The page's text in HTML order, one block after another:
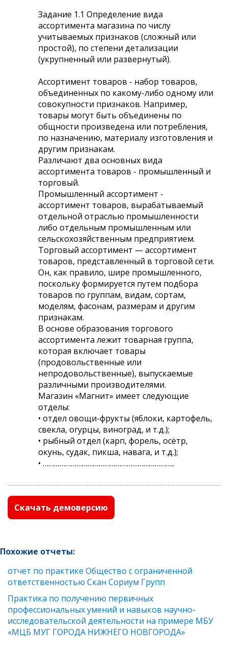
Задание 1.1 Определение вида
ассортимента магазина по числу
учитываемых признаков (сложный или
простой), по степени детализации
(укрупненный или развернутый).
Ассортимент товаров - набор товаров,
объединенных по какому-либо одному или
совокупности признаков. Например,
товары могут быть объединены по
общности произведена или потребления,
по назначению, материалу изготовления и
другим признакам.
Различают два основных вида
ассортимента товаров - промышленный и
торговый.
Промышленный ассортимент -
ассортимент товаров, вырабатываемый
отдельной отраслью промышленности
либо отдельным промышленным или
сельскохозяйственным предприятием.
Торговый ассортимент — ассортимент
товаров, представленный в торговой сети.
Он, как правило, шире промышленного,
поскольку формируется путем подбора
товаров по группам, видам, сортам,
моделям, фасонам, размерам и другим
признакам.
В основе образования торгового
ассортимента лежит товарная группа,
которая включает товары
(продовольственные или
непродовольственные), выпускаемые
различными производителями.
Магазин «Магнит» имеет следующие
отделы:
• отдел овощи-фрукты (яблоки, картофель,
свекла, огурцы, виноград, и т.д.);
• рыбный отдел (карп, форель, осётр,
окунь, судак, пикша, навага, и т.д.);
• ……………………………………………………………..
Скачать демоверсию
Похожие отчеты:
отчет по практике Общество с ограниченной
ответственностью Скан Сориум Групп
Практика по получению первичных
профессиональных умений и навыков научно-
исследовательской деятельности на примере МБУ
«МЦБ МУГ ГОРОДА НИЖНЕГО НОВГОРОДА»